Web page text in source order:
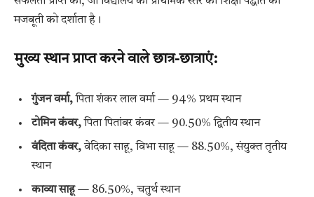
मजबूती को दर्शाता है।
मुख्य स्थान प्राप्त करने वाले छात्र-छात्राएं:
गुंजन वर्मा,पिता शंकर लाल वर्मा — 94% प्रथम स्थान
टोमिन कंवर,पिता पितांबर कंवर — 90.50% द्वितीय स्थान
वंदिता कंवर,वेदिका साहू, विभा साहू — 88.50%, संयुक्त तृतीय
स्थान
काव्या साहू— 86.50%, चतुर्थ स्थान